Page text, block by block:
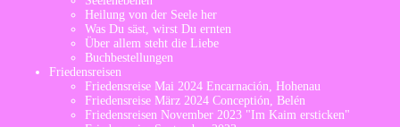
Heilung von der Seele her
Was Du säst, wirst Du ernten
Über allem steht die Liebe
Buchbestellungen
Friedensreisen
Friedensreise Mai 2024 Encarnación, Hohenau
Friedensreise März 2024 Conceptión, Belén
Friedensreisen November 2023 "Im Kaim ersticken"